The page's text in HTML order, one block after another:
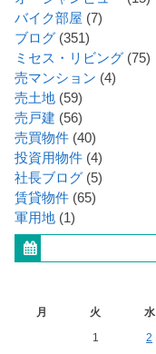
バイク部屋 (7)
ブログ (351)
ミセス・リビング (75)
売マンション (4)
売土地 (59)
売戸建 (56)
売買物件 (40)
投資用物件 (4)
社長ブログ (5)
賃貸物件 (65)
軍用地 (1)
月
火 水
1
2